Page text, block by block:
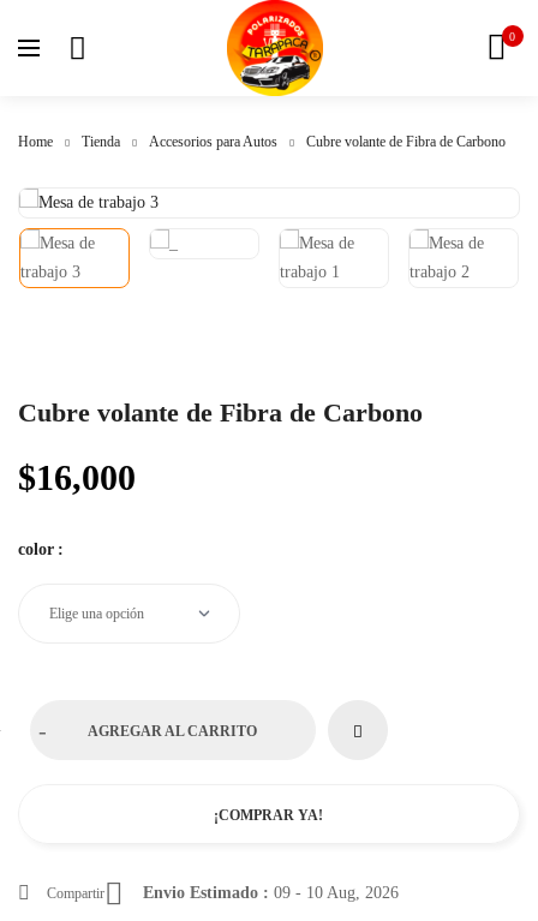
0
Home Tienda Accesorios para Autos Cubre volante de Fibra de Carbono
Cubre volante de Fibra de Carbono
$16,000
color :
- AGREGAR AL CARRITO
¡COMPRAR YA!
Compartir Envio Estimado : 09 - 10 Aug, 2026